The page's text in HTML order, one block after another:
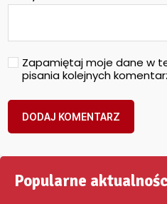
Zapamiętaj moje dane w
pisania kolejnych
Popularne